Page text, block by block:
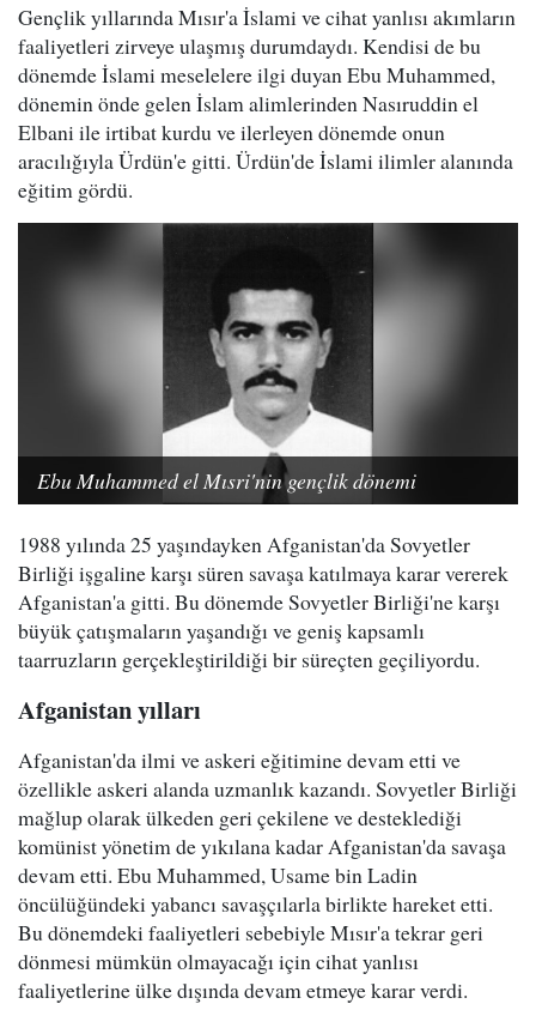
Gençlik yıllarında Mısır'a İslami ve cihat yanlısı akımların
faaliyetleri zirveye ulaşmış durumdaydı. Kendisi de bu
dönemde İslami meselelere ilgi duyan Ebu Muhammed,
dönemin önde gelen İslam alimlerinden Nasıruddin el
Elbani ile irtibat kurdu ve ilerleyen dönemde onun
aracılığıyla Ürdün'e gitti. Ürdün'de İslami ilimler alanında
eğitim gördü.
Ebu Muhammed el Mısri'nin gençlik dönemi
1988 yılında 25 yaşındayken Afganistan'da Sovyetler
Birliği işgaline karşı süren savaşa katılmaya karar vererek
Afganistan'a gitti. Bu dönemde Sovyetler Birliği'ne karşı
büyük çatışmaların yaşandığı ve geniş kapsamlı
taarruzların gerçekleştirildiği bir süreçten geçiliyordu.
Afganistan yılları
Afganistan'da ilmi ve askeri eğitimine devam etti ve
özellikle askeri alanda uzmanlık kazandı. Sovyetler Birliği
mağlup olarak ülkeden geri çekilene ve desteklediği
komünist yönetim de yıkılana kadar Afganistan'da savaşa
devam etti. Ebu Muhammed, Usame bin Ladin
öncülüğündeki yabancı savaşçılarla birlikte hareket etti.
Bu dönemdeki faaliyetleri sebebiyle Mısır'a tekrar geri
dönmesi mümkün olmayacağı için cihat yanlısı
faaliyetlerine ülke dışında devam etmeye karar verdi.